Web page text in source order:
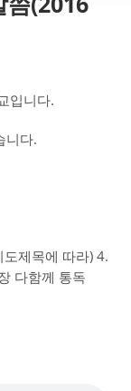
입니다.
니다.
제목에 따라) 4.
다함께 통독